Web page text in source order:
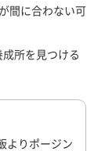
間に合わない可
所を見つける
よりポージン